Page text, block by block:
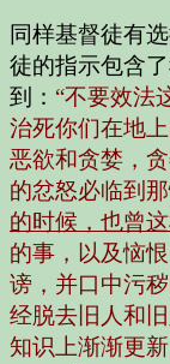
同样基督徒有
徒的指示包含
到： “不要效法
治死你们在地
恶欲和贪婪，
的忿怒必临到那
的时候，也曾
的事，以及恼
谤，并口中污
经脱去旧人和
知识上渐渐更